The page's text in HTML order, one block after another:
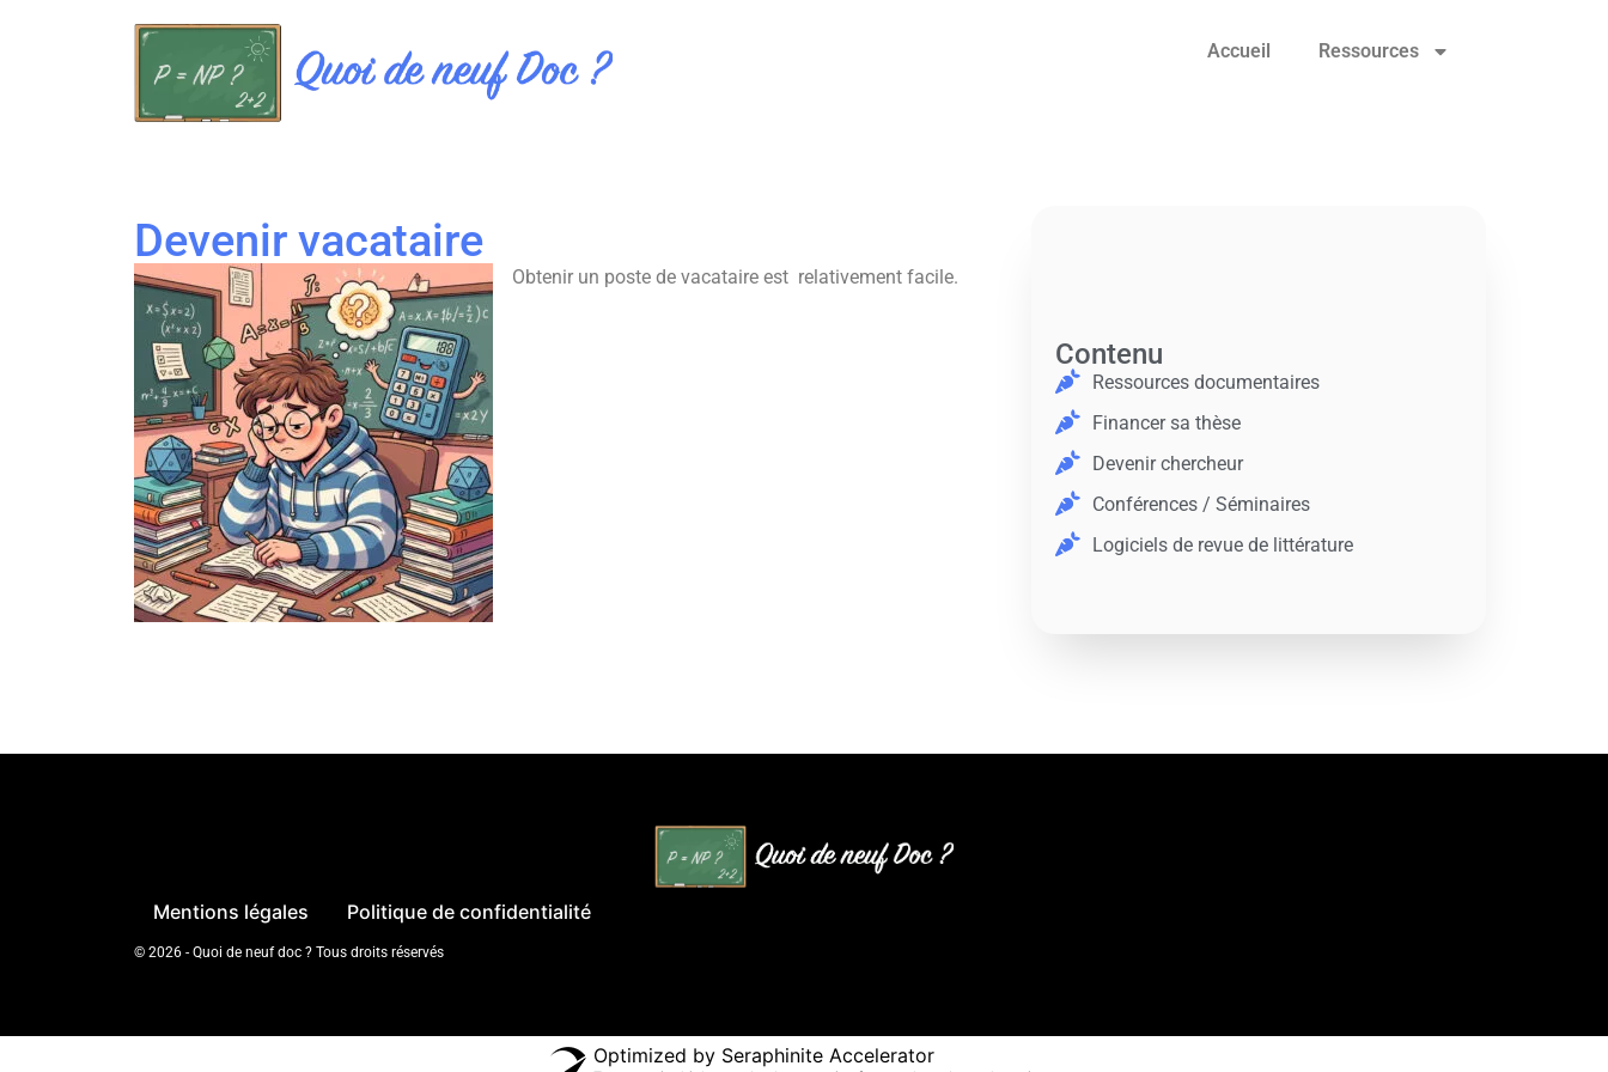
Accueil Ressources
Contenu
Ressources documentaires
Financer sa thèse
Devenir chercheur
Conférences / Séminaires
Logiciels de revue de littérature
Devenir vacataire
Obtenir un poste de vacataire est relativement facile.
Mentions légales Politique de confidentialité
© 2026 - Quoi de neuf doc ? Tous droits réservés
Optimized by Seraphinite Accelerator